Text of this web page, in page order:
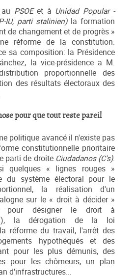
PSOEet à Unidad Popular -
IU, parti stalinien)la formation
de changement et de progrès »
réforme de la constitution.
sa composition: la Présidence
la vice-présidence a M.
proportionnelle des
des résultats électoraux des
pour que tout reste pareil
politique avancé il n'existe pas
constitutionnelle prioritaire
parti de droite Ciudadanos (C's).
quelques « lignes rouges »
du système électoral pour le
la réalisation d'un
sur le « droit à décider »
pour désigner le droit à
la dérogation de la loi
réforme du travail, l'arrêt des
hypothéqués et des
pour les plus démunis, des
pour les chômeurs, un plan
d'infrastructures...